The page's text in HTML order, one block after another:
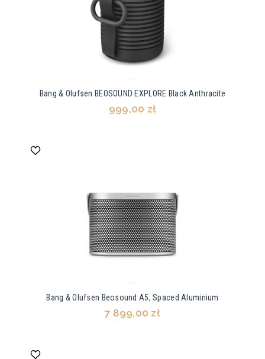
Bang & Olufsen BEOSOUND EXPLORE Black Anthracite
999,00 zł
Bang & Olufsen Beosound A5, Spaced Aluminium
7 899,00 zł